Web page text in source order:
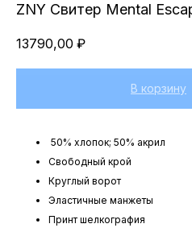
ZNY Свитер Mental
13790,00 ₽
В корзину
50% хлопок; 50% акрил
Свободный крой
Круглый ворот
Эластичные манжеты
Принт шелкография